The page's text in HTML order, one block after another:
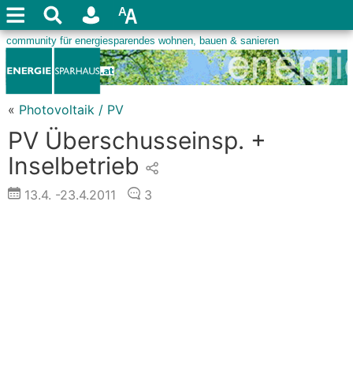
« Photovoltaik / PV
PV Überschusseinsp. +
Inselbetrieb
13.4. -23.4.2011 3